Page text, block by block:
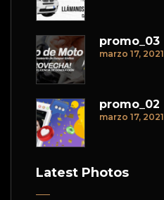
promo_03
marzo 17, 2021
promo_02
marzo 17, 2021
Latest Photos